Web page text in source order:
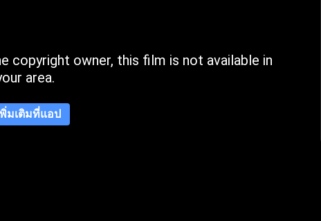
copyright owner, this film is not available in
area.
มเติมที่แอป